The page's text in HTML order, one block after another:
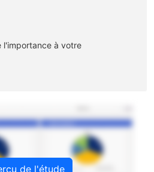
l'importance à votre
de l'étude